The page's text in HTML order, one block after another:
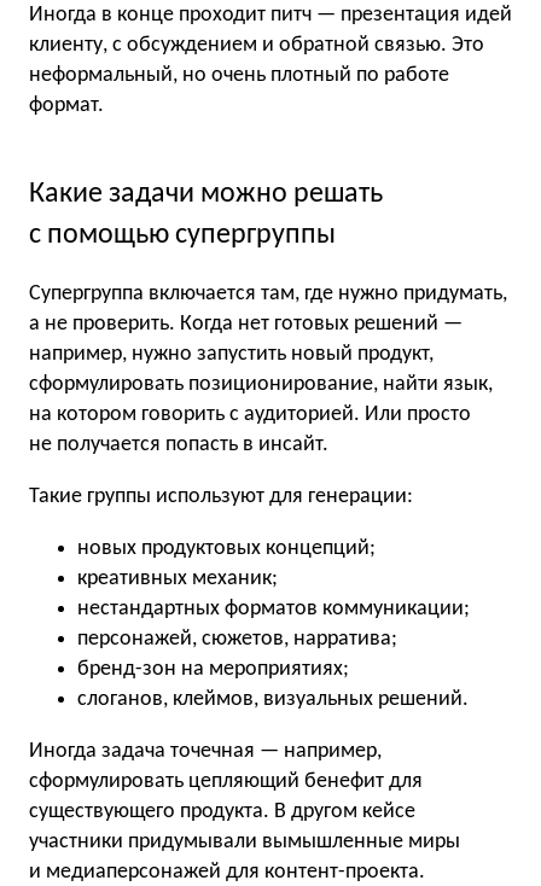
Иногда в конце проходит питч — презентация идей
клиенту, с обсуждением и обратной связью. Это
неформальный, но очень плотный по работе
формат.
Какие задачи можно решать
с помощью супергруппы
Супергруппа включается там, где нужно придумать,
а не проверить. Когда нет готовых решений —
например, нужно запустить новый продукт,
сформулировать позиционирование, найти язык,
на котором говорить с аудиторией. Или просто
не получается попасть в инсайт.
Такие группы используют для генерации:
новых продуктовых концепций;
креативных механик;
нестандартных форматов коммуникации;
персонажей, сюжетов, нарратива;
бренд-зон на мероприятиях;
слоганов, клеймов, визуальных решений.
Иногда задача точечная — например,
сформулировать цепляющий бенефит для
существующего продукта. В другом кейсе
участники придумывали вымышленные миры
и медиаперсонажей для контент-проекта.